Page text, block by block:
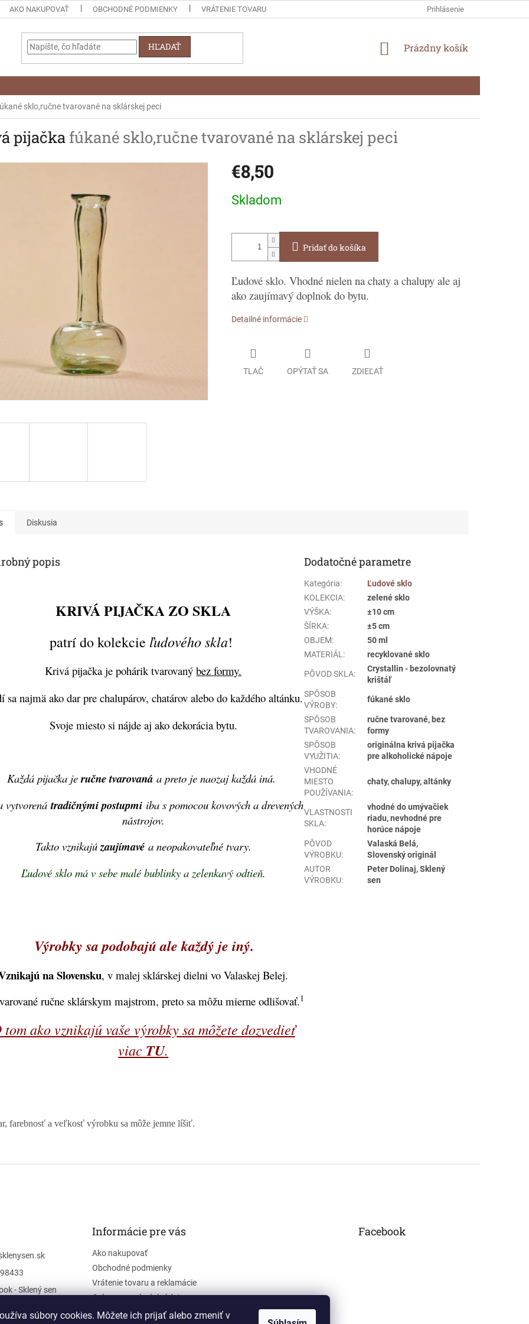
súbory cookies. Môžete ich prijať alebo zmeniť v
AKO NAKUPOVAŤ OBCHODNÉ PODMIENKY VRÁTENIE TOVARU A REKLAMÁCIE OCHRANA OSOBNÝCH ÚDAJOV
Prihlásenie
HĽADAŤ
NÁKUPNÝ
Prázdny košík
sklo,ručne tvarované na sklárskej peci
pijačkafúkané sklo,ručne tvarované na sklárskej peci
€8,50
cena:
Skladom
Pridať do košíka
Ľudové sklo. Vhodné nielen na chaty a chalupy ale aj
ako zaujímavý doplnok do bytu.
Detailné informácie
TLAČ OPÝTAŤ SA ZDIEĽAŤ
Diskusia
popis
KRIVÁ PIJAČKA ZO SKLA
patrí do kolekcie ľudového skla!
Krivá pijačka je pohárik tvarovanýbez formy.
sa najmä ako dar pre chalupárov, chatárov alebo do každého altánku.
Svoje miesto si nájde aj ako dekorácia bytu.
Každá pijačka jeručne tvarovaná a preto je naozaj každá iná.
vytvorenátradičnými postupmi iba s pomocou kovových a drevených
nástrojov.
Takto vznikajúzaujímavéa neopakovateľné tvary.
Ľudové sklo má v sebe malé bublinky a zelenkavý odtieň.
Výrobky sa podobajú ale každý je iný.
na Slovensku, v malej sklárskej dielni vo Valaskej Belej.
ručne sklárskym majstrom, preto sa môžu mierne odlišovať.1
tom ako vznikajú vaše výrobky sa môžete dozvedieť
viac TU.
farebnosť a veľkosť výrobku sa môže jemne líšiť.
Dodatočné parametre
Kategória:
Ľudové sklo
KOLEKCIA:
zelené sklo
VÝŠKA:
±10 cm
ŠÍRKA:
±5 cm
OBJEM:
50 ml
MATERIÁL : recyklované sklo
PÔVOD SKLA:
Crystallin - bezolovnatý
krištáľ
SPÔSOB
VÝROBY:
fúkané sklo
SPÔSOB
TVAROVANIA:
ručne tvarované, bez
formy
SPÔSOB
VYUŽITIA:
originálna krivá pijačka
pre alkoholické nápoje
VHODNÉ
MIESTO
POUŽÍVANIA:
chaty, chalupy, altánky
VLASTNOSTI
SKLA:
vhodné do umývačiek
riadu, nevhodné pre
horúce nápoje
PÔVOD
VÝROBKU:
Valaská Belá,
Slovenský originál
AUTOR
VÝROBKU:
Peter Dolinaj, Sklený
sen
- Sklený sen
Informácie pre vás
Ako nakupovať
Obchodné podmienky
Vrátenie tovaru a reklamácie
Ochrana osobných údajov
Facebook